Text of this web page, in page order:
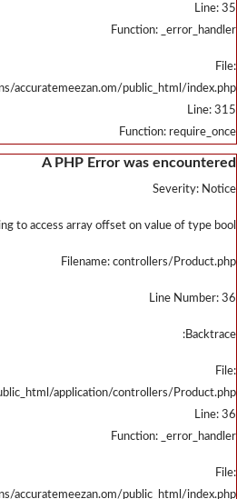
/
/home/u323798391/domains/
/